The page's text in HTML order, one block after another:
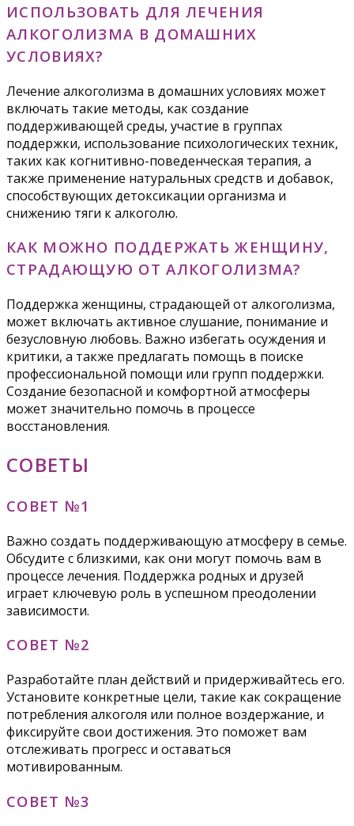
ИСПОЛЬЗОВАТЬ ДЛЯ ЛЕЧЕНИЯ
АЛКОГОЛИЗМА В ДОМАШНИХ
УСЛОВИЯХ?
Лечение алкоголизма в домашних условиях может
включать такие методы, как создание
поддерживающей среды, участие в группах
поддержки, использование психологических техник,
таких как когнитивно-поведенческая терапия, а
также применение натуральных средств и добавок,
способствующих детоксикации организма и
снижению тяги к алкоголю.
КАК МОЖНО ПОДДЕРЖАТЬ ЖЕНЩИНУ,
СТРАДАЮЩУЮ ОТ АЛКОГОЛИЗМА?
Поддержка женщины, страдающей от алкоголизма,
может включать активное слушание, понимание и
безусловную любовь. Важно избегать осуждения и
критики, а также предлагать помощь в поиске
профессиональной помощи или групп поддержки.
Создание безопасной и комфортной атмосферы
может значительно помочь в процессе
восстановления.
СОВЕТЫ
СОВЕТ №1
Важно создать поддерживающую атмосферу в семье.
Обсудите с близкими, как они могут помочь вам в
процессе лечения. Поддержка родных и друзей
играет ключевую роль в успешном преодолении
зависимости.
СОВЕТ №2
Разработайте план действий и придерживайтесь его.
Установите конкретные цели, такие как сокращение
потребления алкоголя или полное воздержание, и
фиксируйте свои достижения. Это поможет вам
отслеживать прогресс и оставаться
мотивированным.
СОВЕТ №3